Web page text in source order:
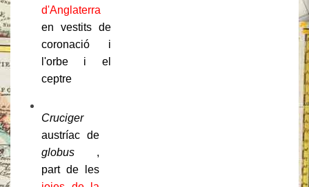
d'Anglaterra
en vestits de
coronació i
l'orbe i el
ceptre
Cruciger
austríac de
globus ,
part de les